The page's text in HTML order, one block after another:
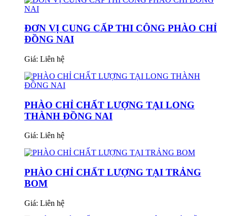
ĐƠN VỊ CUNG CẤP THI CÔNG PHÀO CHỈ
ĐỒNG NAI
Giá: Liên hệ
PHÀO CHỈ CHẤT LƯỢNG TẠI LONG
THÀNH ĐỒNG NAI
Giá: Liên hệ
PHÀO CHỈ CHẤT LƯỢNG TẠI TRẢNG
BOM
Giá: Liên hệ